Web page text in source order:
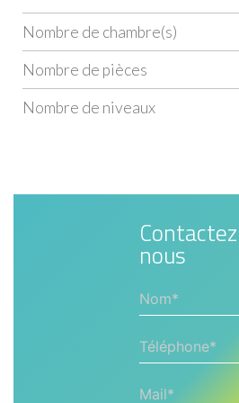
Nombre de chambre(s)
Nombre de pièces
Nombre de niveaux
Contactez
nous
Nom*
Téléphone*
Mail*